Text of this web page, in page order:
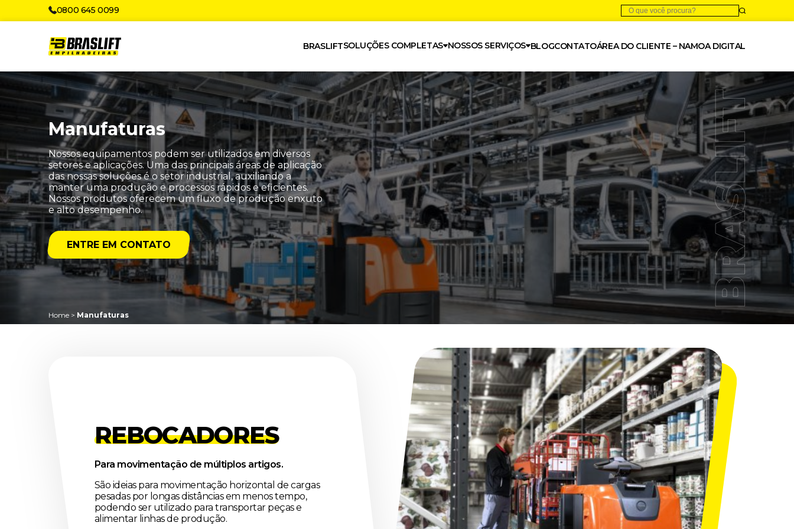
0800 645 0099
BRASLIFTSOLUÇÕES COMPLETAS NOSSOS SERVIÇOS BLOGCONTATOÁREA DO CLIENTE – NAMOA DIGITAL
Manufaturas
Nossos equipamentos podem ser utilizados em diversos
setores e aplicações. Uma das principais áreas de aplicação
das nossas soluções é o setor industrial, auxiliando a
manter uma produção e processos rápidos e eficientes.
Nossos produtos oferecem um fluxo de produção enxuto
e alto desempenho.
ENTRE EM CONTATO
Home > Manufaturas
REBOCADORES
Para movimentação de múltiplos artigos.
São ideias para movimentação horizontal de cargas
pesadas por longas distâncias em menos tempo,
podendo ser utilizado para transportar peças e
alimentar linhas de produção.